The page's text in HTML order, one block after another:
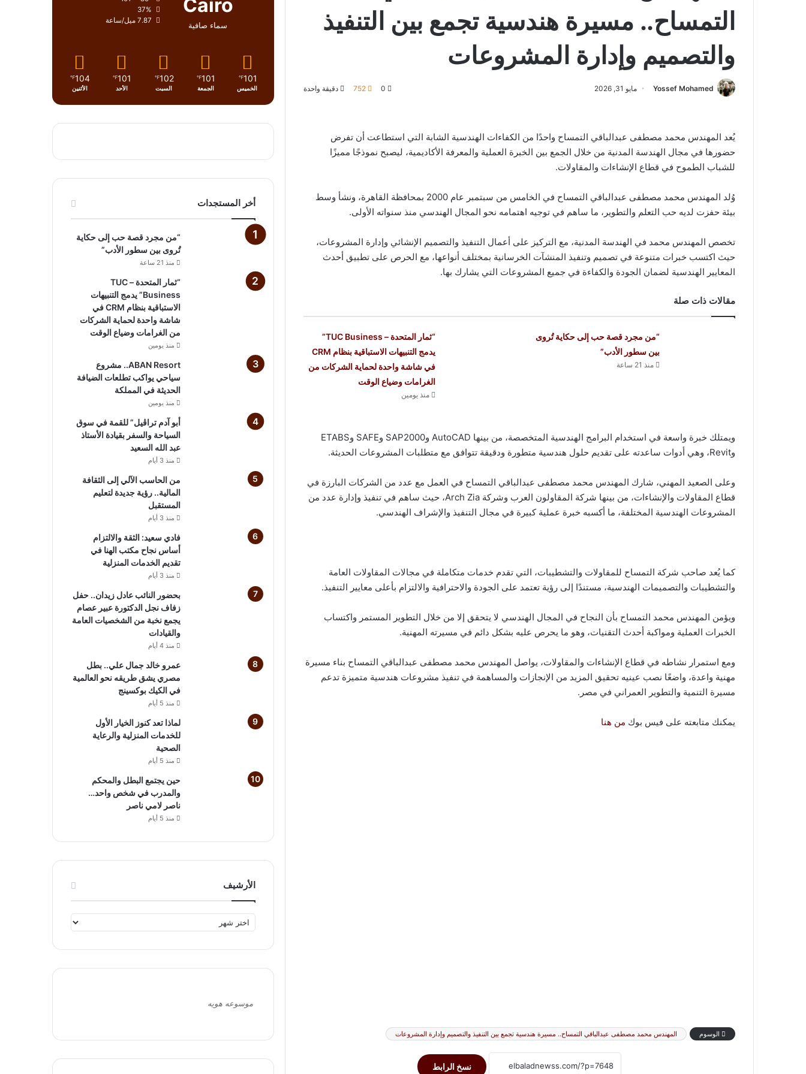
التمساح.. مسيرة هندسية تجمع بين التنفيذ
والتصميم وإدارة المشروعات
Yossef Mohamed مايو 31, 2026 0
752 دقيقة واحدة
يُعد المهندس محمد مصطفى عبدالباقي التمساح واحدًا من الكفاءات الهندسية الشابة التي استطاعت أن تفرض
حضورها في مجال الهندسة المدنية من خلال الجمع بين الخبرة العملية والمعرفة الأكاديمية، ليصبح نموذجًا مميزًا
للشباب الطموح في قطاع الإنشاءات والمقاولات.
وُلد المهندس محمد مصطفى عبدالباقي التمساح في الخامس من سبتمبر عام 2000 بمحافظة القاهرة، ونشأ وسط
بيئة حفزت لديه حب التعلم والتطوير، ما ساهم في توجيه اهتمامه نحو المجال الهندسي منذ سنواته الأولى.
تخصص المهندس محمد في الهندسة المدنية، مع التركيز على أعمال التنفيذ والتصميم الإنشائي وإدارة المشروعات،
حيث اكتسب خبرات متنوعة في تصميم وتنفيذ المنشآت الخرسانية بمختلف أنواعها، مع الحرص على تطبيق أحدث
المعايير الهندسية لضمان الجودة والكفاءة في جميع المشروعات التي يشارك بها.
مقالات ذات صلة
“من مجرد قصة حب إلى حكاية تُروى
بين سطور الأدب”
منذ 21 ساعة
“ثمار المتحدة – TUC Business”
يدمج التنبيهات الاستباقية بنظام CRM
في شاشة واحدة لحماية الشركات من
الغرامات وضياع الوقت
منذ يومين
ويمتلك خبرة واسعة في استخدام البرامج الهندسية المتخصصة، من بينها AutoCAD وSAP2000 وSAFE وETABS
وRevit، وهي أدوات ساعدته على تقديم حلول هندسية متطورة ودقيقة تتوافق مع متطلبات المشروعات الحديثة.
وعلى الصعيد المهني، شارك المهندس محمد مصطفى عبدالباقي التمساح في العمل مع عدد من الشركات البارزة في
قطاع المقاولات والإنشاءات، من بينها شركة المقاولون العرب وشركة Arch Zia، حيث ساهم في تنفيذ وإدارة عدد من
المشروعات الهندسية المختلفة، ما أكسبه خبرة عملية كبيرة في مجال التنفيذ والإشراف الهندسي.
كما يُعد صاحب شركة التمساح للمقاولات والتشطيبات، التي تقدم خدمات متكاملة في مجالات المقاولات العامة
والتشطيبات والتصميمات الهندسية، مستندًا إلى رؤية تعتمد على الجودة والاحترافية والالتزام بأعلى معايير التنفيذ.
ويؤمن المهندس محمد التمساح بأن النجاح في المجال الهندسي لا يتحقق إلا من خلال التطوير المستمر واكتساب
الخبرات العملية ومواكبة أحدث التقنيات، وهو ما يحرص عليه بشكل دائم في مسيرته المهنية.
ومع استمرار نشاطه في قطاع الإنشاءات والمقاولات، يواصل المهندس محمد مصطفى عبدالباقي التمساح بناء مسيرة
مهنية واعدة، واضعًا نصب عينيه تحقيق المزيد من الإنجازات والمساهمة في تنفيذ مشروعات هندسية متميزة تدعم
مسيرة التنمية والتطوير العمراني في مصر.
يمكنك متابعته على فيس بوك من هنا
الوسوم المهندس محمد مصطفى عبدالباقي التمساح.. مسيرة هندسية تجمع بين التنفيذ والتصميم وإدارة المشروعات
نسخ الرابط
Cairo
سماء صافية
37%
7.87 ميل/ساعة
101
℉
الخميس
101
℉
الجمعة
102
℉
السبت
101
℉
الأحد
104
℉
الأثنين
أخر المستجدات
“من مجرد قصة حب إلى حكاية
تُروى بين سطور الأدب”
منذ 21 ساعة
“ثمار المتحدة – TUC
Business” يدمج التنبيهات
الاستباقية بنظام CRM في
شاشة واحدة لحماية الشركات
من الغرامات وضياع الوقت
منذ يومين
ABAN Resort.. مشروع
سياحي يواكب تطلعات الضيافة
الحديثة في المملكة
منذ يومين
أبو آدم تراڤيل” للقمة في سوق
السياحة والسفر بقيادة الأستاذ
عبد الله السعيد
منذ 3 أيام
من الحاسب الآلي إلى الثقافة
المالية.. رؤية جديدة لتعليم
المستقبل
منذ 3 أيام
فادي سعيد: الثقة والالتزام
أساس نجاح مكتب الهنا في
تقديم الخدمات المنزلية
منذ 3 أيام
بحضور النائب عادل زيدان.. حفل
زفاف نجل الدكتورة عبير عصام
يجمع نخبة من الشخصيات العامة
والقيادات
منذ 4 أيام
عمرو خالد جمال علي.. بطل
مصري يشق طريقه نحو العالمية
في الكيك بوكسينج
منذ 5 أيام
لماذا تعد كنوز الخيار الأول
للخدمات المنزلية والرعاية
الصحية
منذ 5 أيام
حين يجتمع البطل والمحكم
والمدرب في شخص واحد…
ناصر لامي ناصر
منذ 5 أيام
الأرشيف
ل
ش
موسوعه هويه